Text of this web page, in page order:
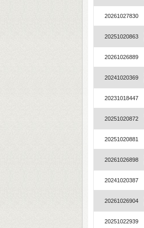
20261027830
20251020863
20261026889
20241020369
20231018447
20251020872
20251020881
20261026898
20241020387
20261026904
20251022939